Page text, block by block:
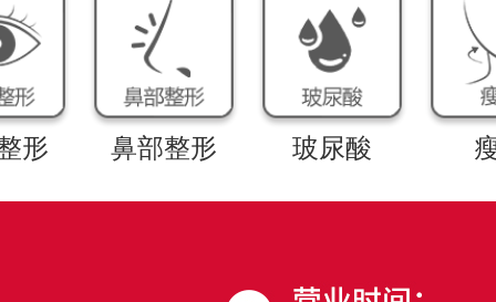
形 鼻部整形 玻尿酸